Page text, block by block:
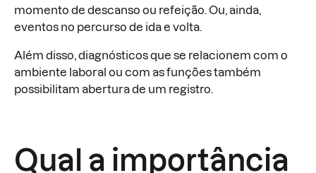
momento de descanso ou refeição. Ou, ainda,
eventos no percurso de ida e volta.
Além disso, diagnósticos que se relacionem com o
ambiente laboral ou com as funções também
possibilitam abertura de um registro.
Qual a importância